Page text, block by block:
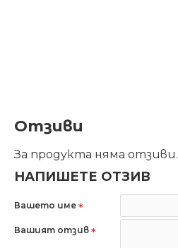
Отзиви
За продукта няма отзиви.
НАПИШЕТЕ ОТЗИВ
Вашето име
Вашият отзив